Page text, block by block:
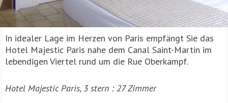
In idealer Lage im Herzen von Paris empfängt Sie das
Hotel Majestic Paris nahe dem Canal Saint-Martin im
lebendigen Viertel rund um die Rue Oberkampf.
Hotel Majestic Paris, 3 stern : 27 Zimmer